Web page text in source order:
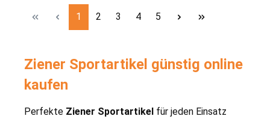
Seite
1 Seite
2 Seite
3 Seite
4 Seite
5
Ziener Sportartikel günstig online
kaufen
Perfekte Ziener Sportartikel für jeden Einsatz